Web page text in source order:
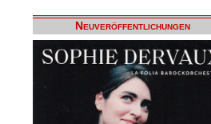
Neuveröffentlichungen